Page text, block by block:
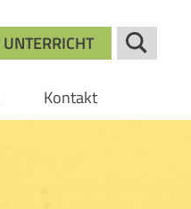
UNTERRICHT
Kontakt